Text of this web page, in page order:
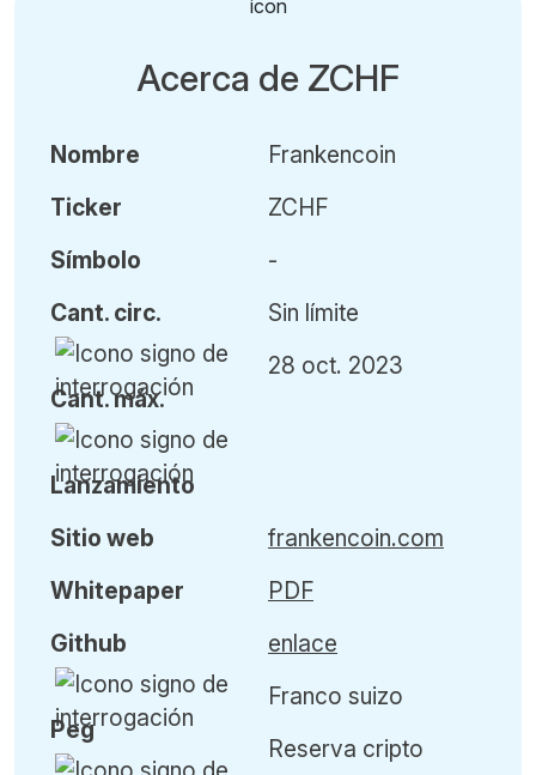
Acerca de ZCHF
Nombre
Ticker
Símbolo
Cant. circ.
Cant.máx.
Lanzamiento
Frankencoin
ZCHF
-
Sin límite
28 oct. 2023
Sitio web
Whitepaper
Github
Peg
frankencoin.com
PDF
enlace
Franco suizo
Reserva cripto